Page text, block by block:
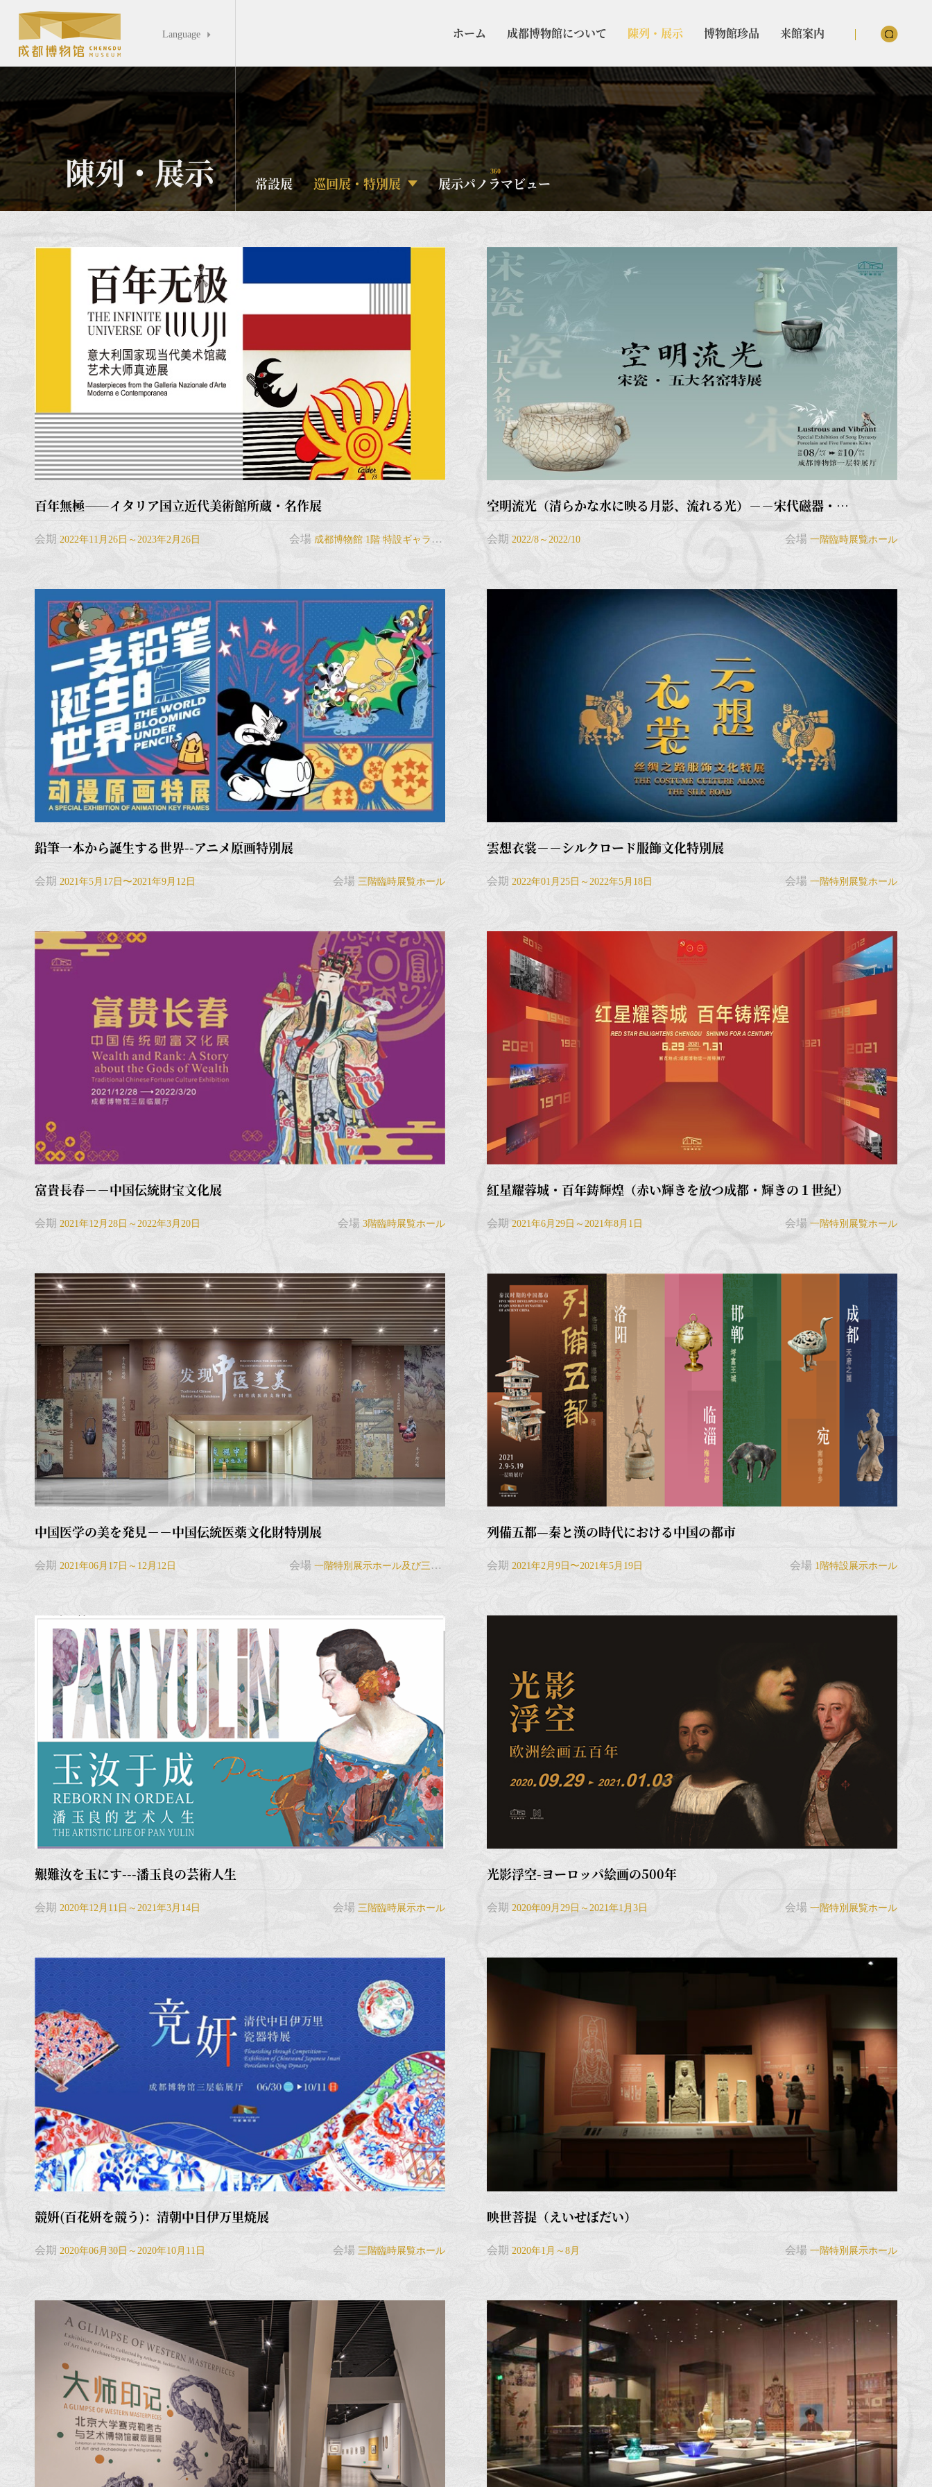
Language  ホーム 成都博物館について 陳列・展示 博物館珍品 来館案内
陳列・展示 常設展 巡回展・特別展 展示パノラマビュー
360
百年無極――イタリア国立近代美術館所蔵・名作展
会期 2022年11月26日～2023年2月26日 会場 成都博物館 1階 特設ギャラリー
空明流光（清らかな水に映る月影、流れる光）－－宋代磁器・五大...
会期 2022/8～2022/10 会場 一階臨時展覧ホール
鉛筆一本から誕生する世界--アニメ原画特別展
会期 2021年5月17日〜2021年9月12日 会場 三階臨時展覧ホール
雲想衣裳－－シルクロード服飾文化特別展
会期 2022年01月25日～2022年5月18日 会場 一階特別展覧ホール
富貴長春－－中国伝統財宝文化展
会期 2021年12月28日～2022年3月20日 会場 3階臨時展覧ホール
紅星耀蓉城・百年鋳輝煌（赤い輝きを放つ成都・輝きの１世紀）
会期2021年6月29日～2021年8月1日 会場 一階特別展覧ホール
中国医学の美を発見－－中国伝統医薬文化財特別展
会期 2021年06月17日～12月12日 会場一階特別展示ホール及び三階臨時展覧ホール
列備五都—秦と漢の時代における中国の都市
会期 2021年2月9日〜2021年5月19日 会場 1階特設展示ホール
艱難汝を玉にす---潘玉良の芸術人生
会期 2020年12月11日～2021年3月14日 会場 三階臨時展示ホール
光影浮空-ヨーロッパ絵画の500年
会期 2020年09月29日～2021年1月3日 会場 一階特別展覧ホール
競姸(百花姸を競う)：清朝中日伊万里焼展
会期 2020年06月30日～2020年10月11日 会場 三階臨時展覧ホール
映世菩提（えいせぼだい）
会期 2020年1月～8月 会場 一階特別展示ホール